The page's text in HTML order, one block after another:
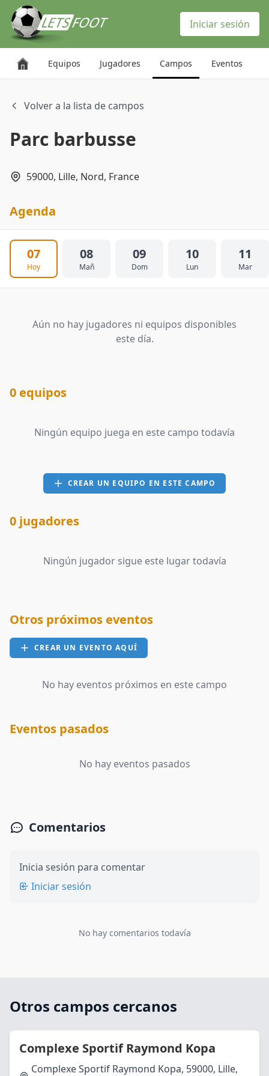
Iniciar sesión
Equipos Jugadores Campos Eventos
Volver a la lista de campos
Parc barbusse
59000, Lille, Nord, France
Agenda
07
Hoy
08
Mañ
09
Dom
10
Lun
11
Mar
Aún no hay jugadores ni equipos disponibles
este día.
0 equipos
Ningún equipo juega en este campo todavía
CREAR UN EQUIPO EN ESTE CAMPO
0 jugadores
Ningún jugador sigue este lugar todavía
Otros próximos eventos
CREAR UN EVENTO AQUÍ
No hay eventos próximos en este campo
Eventos pasados
No hay eventos pasados
Comentarios
Inicia sesión para comentar
Iniciar sesión
No hay comentarios todavía
Otros campos cercanos
Complexe Sportif Raymond Kopa
Complexe Sportif Raymond Kopa, 59000, Lille,
Panel de gestión de cookies